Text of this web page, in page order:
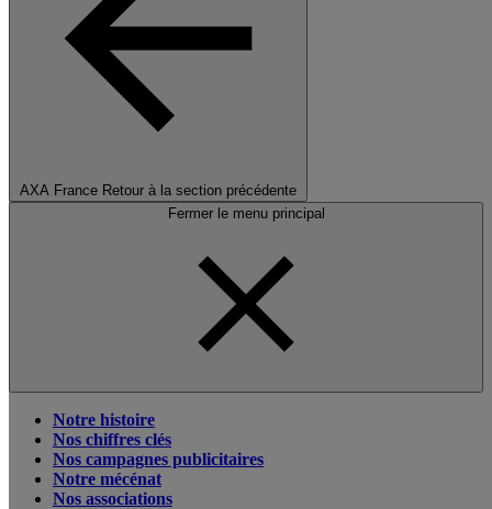
AXA France Retour à la section précédente
Fermer le menu principal
Notre histoire
Nos chiffres clés
Nos campagnes publicitaires
Notre mécénat
Nos associations